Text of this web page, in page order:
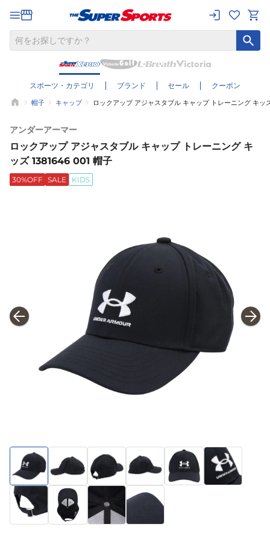
スポーツ・カテゴリ ブランド セール クーポン
帽子 キャップ ロックアップ アジャスタブル キャップ トレーニング キッ
アンダーアーマー
ロックアップ アジャスタブル キャップ トレーニング キ
ッズ 1381646 001 帽子
30%OFF SALE KIDS